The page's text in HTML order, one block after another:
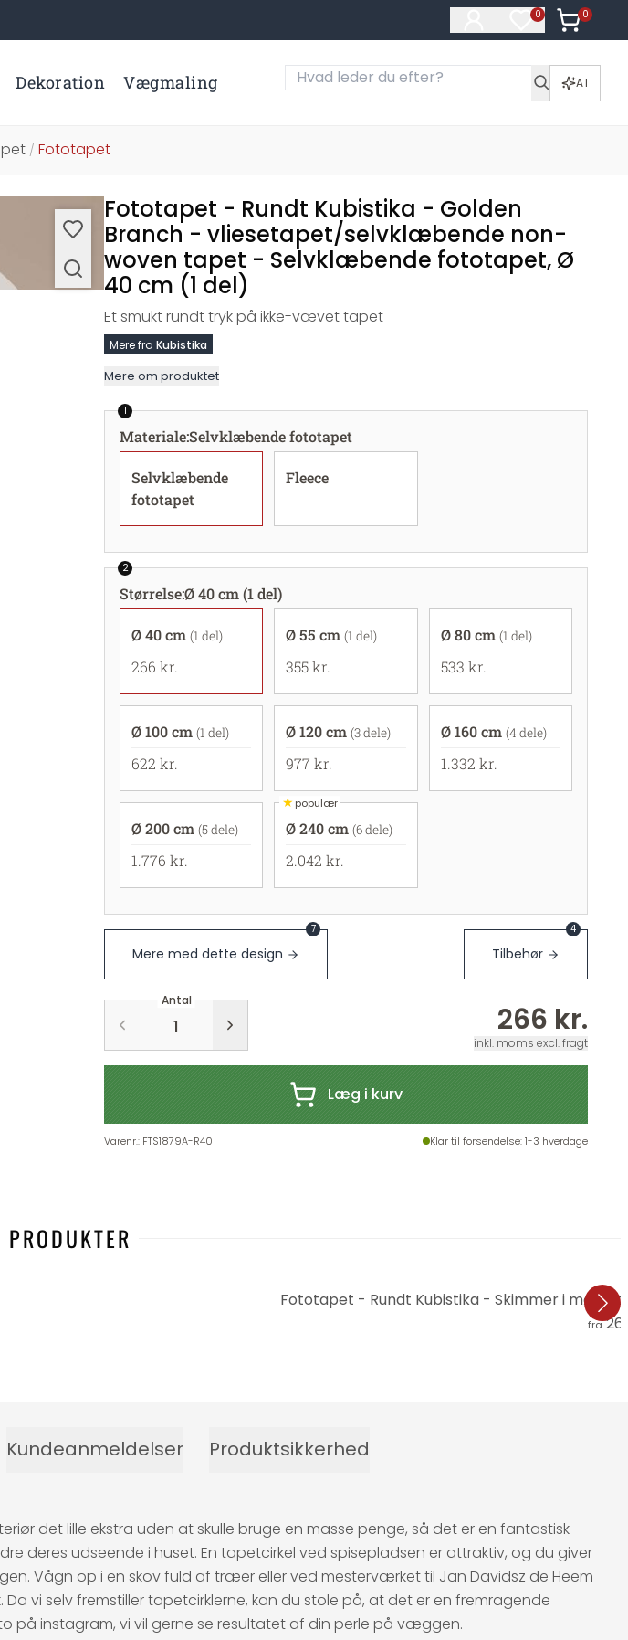
0
Varer på
0
Varer i
Dekoration Vægmaling AI
/ Fototapet
Fototapet - Rundt Kubistika - Golden
Branch - vliesetapet/selvklæbende non-
woven tapet - Selvklæbende fototapet, Ø
40 cm (1 del)
Et smukt rundt tryk på ikke-vævet tapet
Mere fra Kubistika
Mere om produktet
1
Materiale:Selvklæbende fototapet
Selvklæbende
fototapet
Fleece
2
Størrelse:Ø 40 cm (1 del)
Ø 40 cm (1 del)
266 kr.
Ø 55 cm (1 del)
355 kr.
Ø 80 cm (1 del)
533 kr.
Ø 100 cm (1 del)
622 kr.
Ø 120 cm (3 dele)
977 kr.
Ø 160 cm (4 dele)
1.332 kr.
Ø 200 cm (5 dele)
1.776 kr.
★populær
Ø 240 cm (6 dele)
2.042 kr.
Mere med dette design
7
Tilbehør
4
Antal
266 kr.
inkl. moms excl. fragt
Læg i kurv
Varenr.: FTS1879A-R40 Klar til forsendelse: 1-3 hverdage
Fototapet - Rundt Kubistika - Skimmer i
fra
Kundeanmeldelser Produktsikkerhed
det lille ekstra uden at skulle bruge en masse penge, så det er en fantastisk
udseende i huset. En tapetcirkel ved spisepladsen er attraktiv, og du giver
Vågn op i en skov fuld af træer eller ved mesterværket til Jan Davidsz de Heem
vi selv fremstiller tapetcirklerne, kan du stole på, at det er en fremragende
på instagram, vi vil gerne se resultatet af din perle på væggen.